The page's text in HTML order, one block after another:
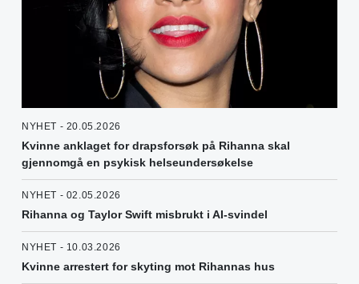
NYHET - 20.05.2026
Kvinne anklaget for drapsforsøk på Rihanna skal
gjennomgå en psykisk helseundersøkelse
NYHET - 02.05.2026
Rihanna og Taylor Swift misbrukt i AI-svindel
NYHET - 10.03.2026
Kvinne arrestert for skyting mot Rihannas hus